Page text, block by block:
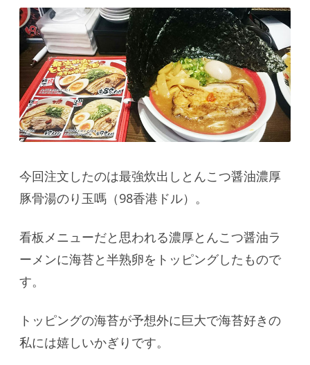
今回注文したのは最強炊出しとんこつ醤油濃厚
豚骨湯のり玉嗎（98香港ドル）。
看板メニューだと思われる濃厚とんこつ醤油ラ
ーメンに海苔と半熟卵をトッピングしたもので
す。
トッピングの海苔が予想外に巨大で海苔好きの
私には嬉しいかぎりです。